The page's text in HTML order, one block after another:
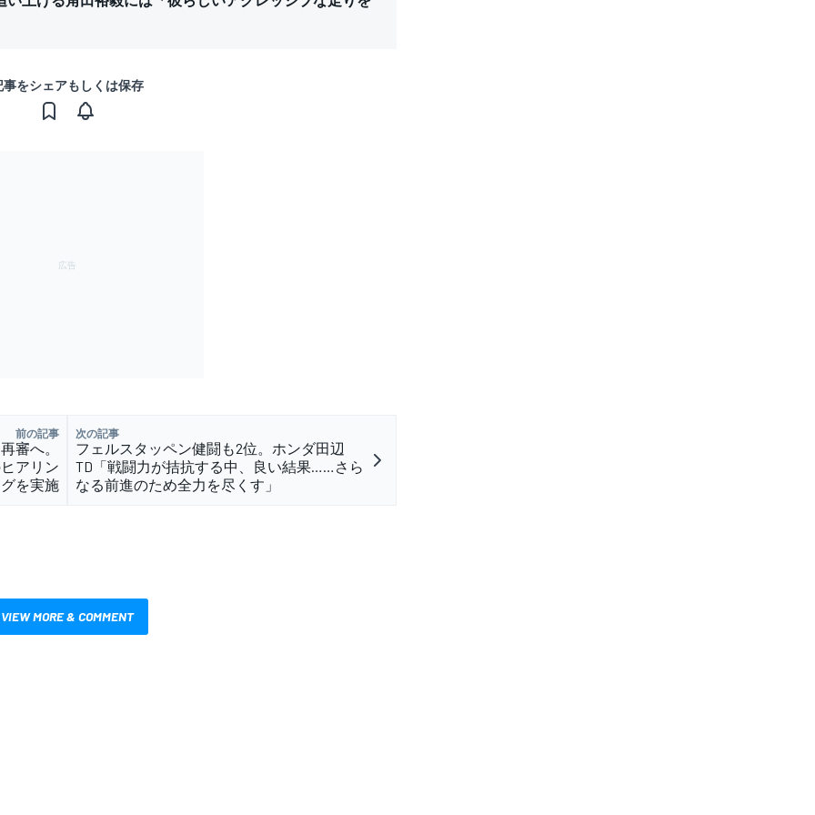
事をシェアもしくは保存
前の記事
審へ。
アリン
グを実施
次の記事
フェルスタッペン健闘も2位。ホンダ田辺
TD「戦闘力が拮抗する中、良い結果……さら
なる前進のため全力を尽くす」
VIEW MORE & COMMENT